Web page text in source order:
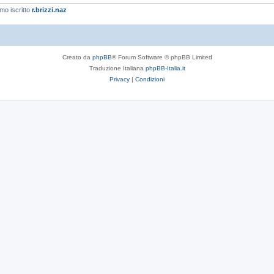
iscritto r.brizzi.naz
Creato da phpBB® Forum Software © phpBB Limited
Traduzione Italiana phpBB-Italia.it
Privacy | Condizioni